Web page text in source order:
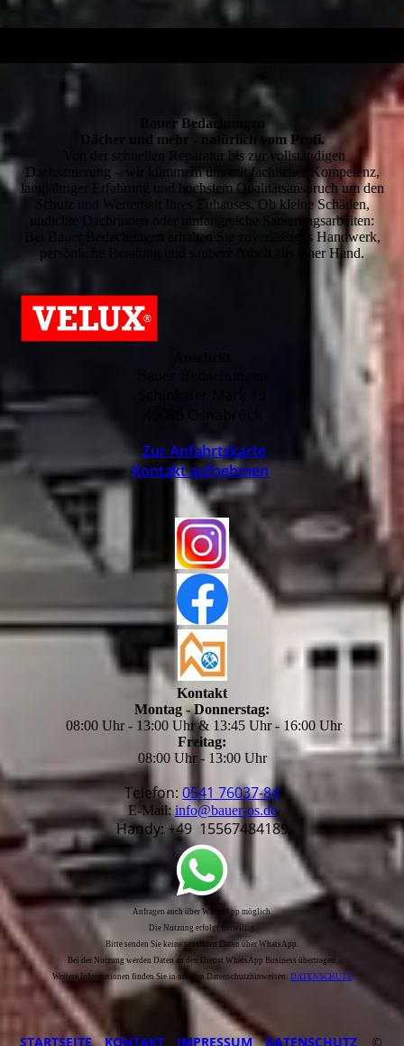
Bauer Bedachungen
Dächer und mehr - natürlich vom Profi.
Von der schnellen Reparatur bis zur vollständigen
Dachsanierung – wir kümmern uns mit fachlicher Kompetenz,
langjähriger Erfahrung und höchstem Qualitätsanspruch um den
Schutz und Werterhalt Ihres Zuhauses. Ob kleine Schäden,
undichte Dachrinnen oder umfangreiche Sanierungsarbeiten:
Bei Bauer Bedachungen erhalten Sie zuverlässiges Handwerk,
persönliche Beratung und saubere Arbeit aus einer Hand.
49086 Osnabrück
Zur Anfahrtskarte
Kontakt aufnehmen
Kontakt
Montag - Donnerstag:
08:00 Uhr - 13:00 Uhr & 13:45 Uhr - 16:00 Uhr
Freitag:
08:00 Uhr - 13:00 Uhr
Telefon: 0541 76037-84
E-Mail:info@bauer-os.de
Handy: +49 15567484189
Anfragen auch über WhatsApp möglich.
Die Nutzung erfolgt freiwillig.
Bitte senden Sie keine sensiblen Daten über WhatsApp.
Bei der Nutzung werden Daten an den Dienst WhatsApp Business übertragen.
Weitere Informationen finden Sie in unseren Datenschutzhinweisen: DATEN­SCHUTZ
STARTSEITE KONTAKT IMPRESSUM DATENSCHUTZ ©